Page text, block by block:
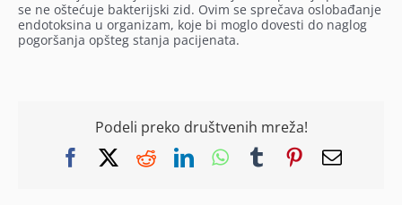
se ne oštećuje bakterijski zid. Ovim se sprečava oslobađanje
endotoksina u organizam, koje bi moglo dovesti do naglog
pogoršanja opšteg stanja pacijenata.
Podeli preko društvenih mreža!
FacebookRedditLinkedInWhatsApp
TumblrPinterest
Email